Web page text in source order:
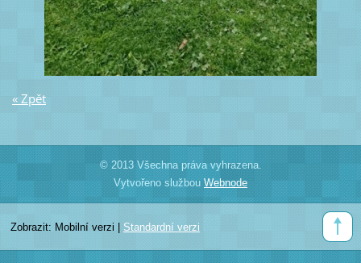
« Zpět
© 2013 Všechna práva vyhrazena.
Vytvořeno službou Webnode
Zobrazit: Mobilní verzi Standardní verzi